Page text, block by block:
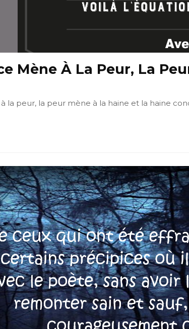
Mène À La Peur, La
la peur, la peur mène à la haine et la haine